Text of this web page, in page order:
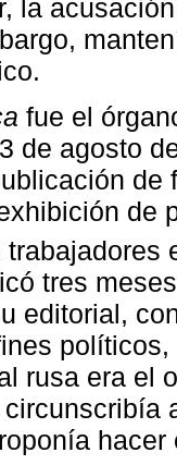
la
fue el
de agosto
de
de
tres
editorial,
rusa era el